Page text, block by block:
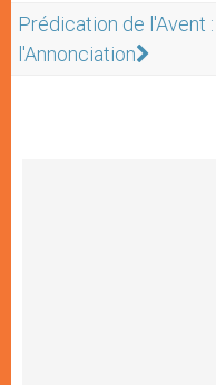
Prédication de l'Avent
l'Annonciation